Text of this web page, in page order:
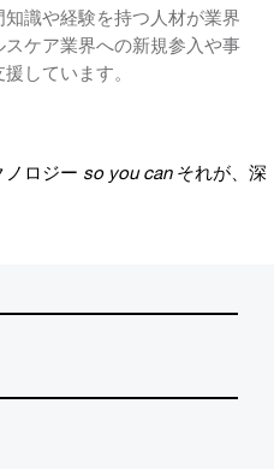
識や経験を持つ人材が業界
ケア業界への新規参入や事
しています。
ノロジー so you can それが、深